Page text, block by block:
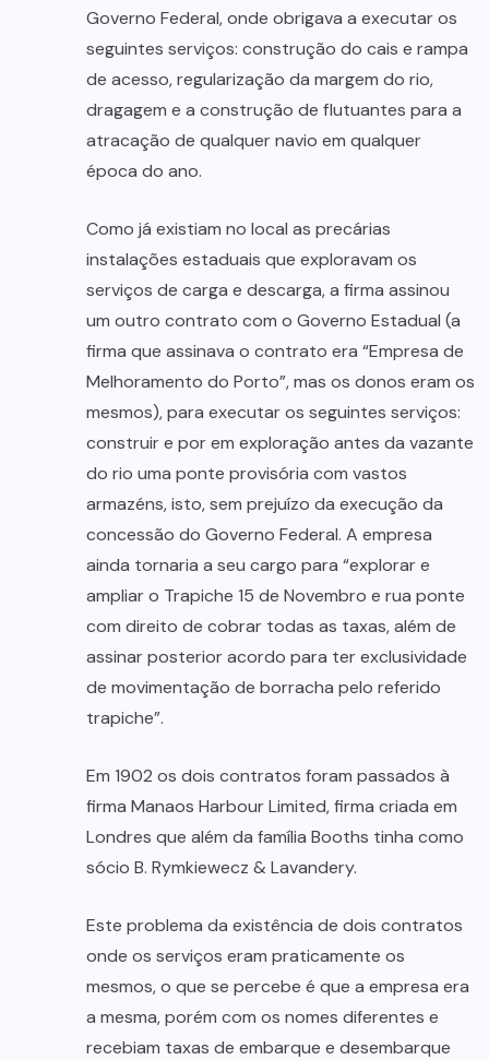
Governo Federal, onde obrigava a executar os
seguintes serviços: construção do cais e rampa
de acesso, regularização da margem do rio,
dragagem e a construção de flutuantes para a
atracação de qualquer navio em qualquer
época do ano.
Como já existiam no local as precárias
instalações estaduais que exploravam os
serviços de carga e descarga, a firma assinou
um outro contrato com o Governo Estadual (a
firma que assinava o contrato era “Empresa de
Melhoramento do Porto”, mas os donos eram os
mesmos), para executar os seguintes serviços:
construir e por em exploração antes da vazante
do rio uma ponte provisória com vastos
armazéns, isto, sem prejuízo da execução da
concessão do Governo Federal. A empresa
ainda tornaria a seu cargo para “explorar e
ampliar o Trapiche 15 de Novembro e rua ponte
com direito de cobrar todas as taxas, além de
assinar posterior acordo para ter exclusividade
de movimentação de borracha pelo referido
trapiche”.
Em 1902 os dois contratos foram passados à
firma Manaos Harbour Limited, firma criada em
Londres que além da família Booths tinha como
sócio B. Rymkiewecz & Lavandery.
Este problema da existência de dois contratos
onde os serviços eram praticamente os
mesmos, o que se percebe é que a empresa era
a mesma, porém com os nomes diferentes e
recebiam taxas de embarque e desembarque